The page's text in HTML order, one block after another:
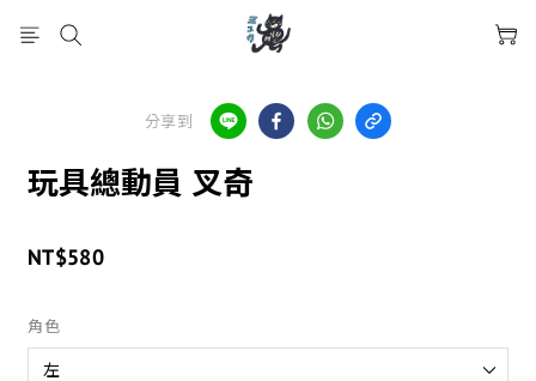
分享到
玩具總動員 叉奇
NT$580
角色